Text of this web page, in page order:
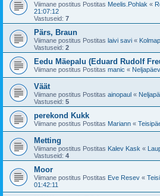
Viimane postitus Postitas Meelis.Pohlak «
21:07:12
Vastuseid: 7
Pärs, Braun
Viimane postitus Postitas laivi savi «
Vastuseid: 2
Eedu Mäepalu (Eduard Rudolf
Viimane postitus Postitas manic «
Väät
Viimane postitus Postitas ainopaul «
Vastuseid: 5
perekond Kukk
Viimane postitus Postitas Mariann «
Metting
Viimane postitus Postitas Kalev Kask «
Vastuseid: 4
Moor
Viimane postitus Postitas Eve Resev «
01:42:11